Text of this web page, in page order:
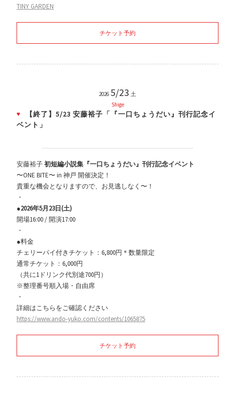
TINY GARDEN
チケット予約
2026 5/23 土
Shige
【終了】5/23 安藤裕子「『一口ちょうだい』刊行記念イ
ベント」
安藤裕子初短編小説集『一口ちょうだい』刊行記念イベント
〜ONE BITE〜 in 神戸 開催決定！
貴重な機会となりますので、お見逃しなく〜！
・
●2026年5月23日(土)
開場16:00 / 開演17:00
・
●料金
チェリーパイ付きチケット：6,800円＊数量限定
通常チケット：6,000円
（共に1ドリンク代別途700円）
※整理番号順入場・自由席
・
詳細はこちらをご確認ください
https://www.ando-yuko.com/contents/1065875
チケット予約